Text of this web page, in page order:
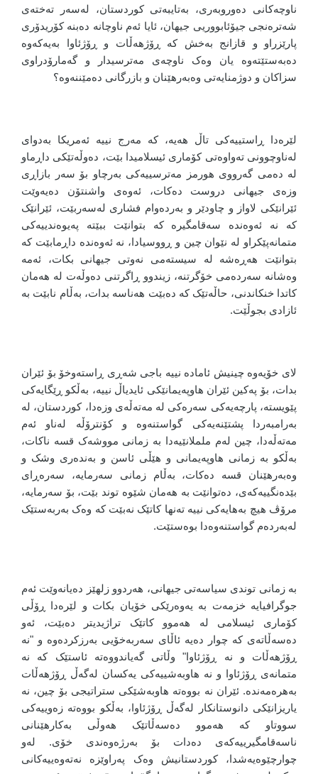
ناوچەکانی دەوروبەری، بەتایبەتی کوردستان، لەسەر تەختەی
شەترەنجی جیۆئابووریی جیهان، ئایا ئەم ناوچانە دەبنە کۆریدۆری
پارێزراو و قازانج بەخش کە ڕۆژهەڵات و ڕۆژئاوا بەیەکەوە
دەبەستێتەوە یان وەک ناوچەی مەترسیدار و گەمارۆدراوی
سزاکان و دوژمنایەتی وەبەرهێنان و بازرگانی دەمێننەوە؟
لێرەدا ڕاستییەکی تاڵ هەیە، کە مەرج نییە ئەمریکا بەدوای
لەناوچوونی تەواوەتی کۆماری ئیسلامیدا بێت، دەوڵەتێکی داڕماو
لە دەمی گەرووی هورمز مەترسییەکی بەرچاو بۆ سەر بازاڕی
وزەی جیهانی دروست دەکات، ئەوەی واشنتۆن دەیەوێت
ئێرانێکی لاواز و چاودێر و بەردەوام فشاری لەسەربێت، ئێرانێک
کە نە ئەوەندە سەقامگیرە کە بتوانێت ببێتە پەیوەندییەکی
متمانەپێکراو لە نێوان چین و ڕووسیادا، نە ئەوەندە داڕمابێت کە
بتوانێت هەڕەشە لە سیستەمی نەوتی جیهانی بکات، ئەمە
وەشانە سەردەمی خۆگرتنە، زیندوو ڕاگرتنی دەوڵەت لە هەمان
کاتدا خنکاندنی، حاڵەتێک کە دەبێت هەناسە بدات، بەڵام نابێت بە
ئازادی بجوڵێت.
لای خۆیەوە چینیش ئامادە نییە باجی شەڕی ڕاستەوخۆ بۆ ئێران
بدات، بۆ پەکین ئێران هاوپەیمانێکی ئایدیاڵ نییە، بەڵکو ڕێگایەکی
پێویستە، پارچەیەکی سەرەکی لە مەتەڵەی وزەدا، کوردستان، لە
بەرامبەردا پشتێنەیەکی گواستنەوە و کۆنترۆڵە لەناو ئەم
مەتەڵەدا، چین لەم ململانێیەدا بە زمانی مووشەک قسە ناکات،
بەڵکو بە زمانی هاوپەیمانی و هێڵی ئاسن و بەندەری وشک و
وەبەرهێنان قسە دەکات، بەڵام زمانی سەرمایە، سەرەڕای
بێدەنگییەکەی، دەتوانێت بە هەمان شێوە توند بێت، بۆ سەرمایە،
مرۆڤ هیچ بەهایەکی نییە تەنها کاتێک نەبێت کە وەک بەربەستێک
لەبەردەم گواستنەوەدا بوەستێت.
بە زمانی توندی سیاسەتی جیهانی، هەردوو زلهێز دەیانەوێت ئەم
جوگرافیایە خزمەت بە یەوەرێکی خۆیان بکات و لێرەدا ڕۆڵی
کۆماری ئیسلامی لە هەموو کاتێک تراژیدیتر دەبێت، ئەو
دەسەڵاتەی کە چوار دەیە ئاڵای سەربەخۆیی بەرزکردەوە و "نە
ڕۆژهەڵات و نە ڕۆژئاوا" وڵاتی گەیاندووەتە ئاستێک کە نە
متمانەی ڕۆژئاوا و نە هاوبەشییەکی یەکسان لەگەڵ ڕۆژهەڵات
بەهرەمەندە. ئێران نە بووەتە هاوبەشێکی ستراتیجی بۆ چین، نە
یاریزانێکی دانوستانکار لەگەڵ ڕۆژئاوا، بەڵکو بووەتە زەوییەکی
سووتاو کە هەموو دەسەڵاتێک هەوڵی بەکارهێنانی
ناسەقامگیرییەکەی دەدات بۆ بەرژەوەندی خۆی. لەو
چوارچێوەیەشدا، کوردستانیش وەک پەراوێزە نەتەوەییەکانی